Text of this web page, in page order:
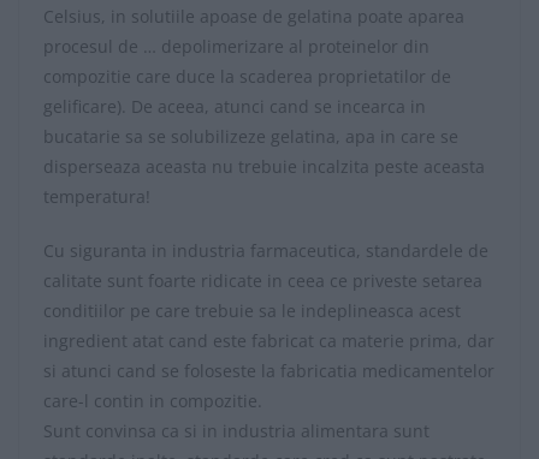
Celsius, in solutiile apoase de gelatina poate aparea
procesul de … depolimerizare al proteinelor din
compozitie care duce la scaderea proprietatilor de
gelificare). De aceea, atunci cand se incearca in
bucatarie sa se solubilizeze gelatina, apa in care se
disperseaza aceasta nu trebuie incalzita peste aceasta
temperatura!
Cu siguranta in industria farmaceutica, standardele de
calitate sunt foarte ridicate in ceea ce priveste setarea
conditiilor pe care trebuie sa le indeplineasca acest
ingredient atat cand este fabricat ca materie prima, dar
si atunci cand se foloseste la fabricatia medicamentelor
care-l contin in compozitie.
Sunt convinsa ca si in industria alimentara sunt